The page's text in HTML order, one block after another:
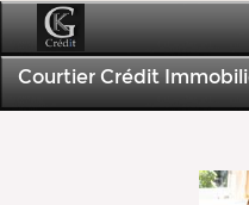
Courtier Crédit